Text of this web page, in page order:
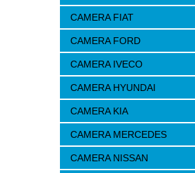
CAMERA FIAT
CAMERA FORD
CAMERA IVECO
CAMERA HYUNDAI
CAMERA KIA
CAMERA MERCEDES
CAMERA NISSAN